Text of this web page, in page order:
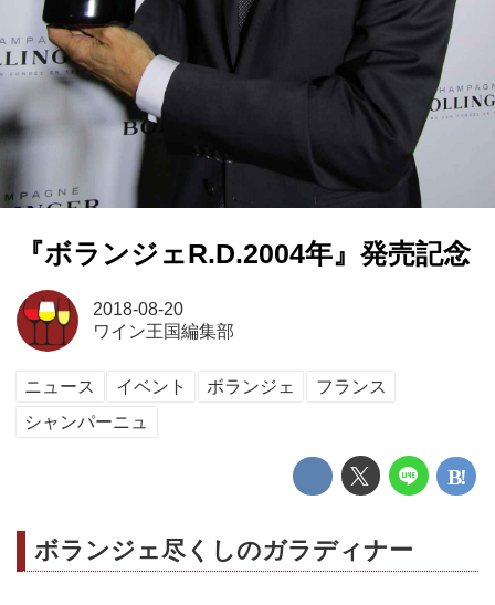
『ボランジェR.D.2004年』発売記念
2018-08-20
ワイン王国編集部
ニュース イベント ボランジェ
フランス
シャンパーニュ
ボランジェ尽くしのガラディナー